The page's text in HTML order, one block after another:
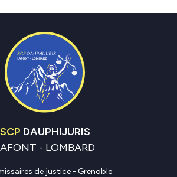
SCP DAUPHIJURIS
- LOMBARD
de justice - Grenoble